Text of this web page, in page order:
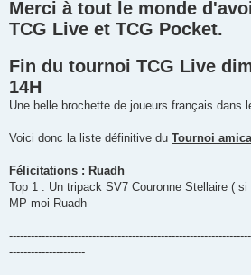
s
s
a
g
Merci à tout le monde
TCG Live et TCG Pocket.
Fin du tournoi TCG Live
14H
Une belle brochette de joueurs français dans
Voici donc la liste définitive du Tournoi
Félicitations : Ruadh
Top 1 : Un tripack SV7 Couronne Stellaire ( si
MP moi Ruadh
---------------------